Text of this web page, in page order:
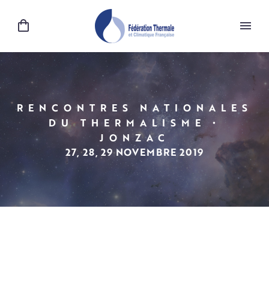
RENCONTRES NATIONALES
DU THERMALISME •
JONZAC
27, 28, 29 NOVEMBRE 2019